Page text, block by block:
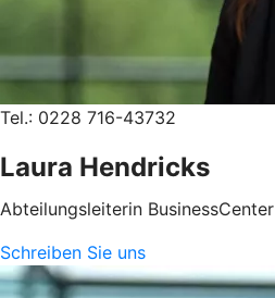
Tel.: 0228 716-43732
Laura Hendricks
Abteilungsleiterin BusinessCenter
Schreiben Sie uns